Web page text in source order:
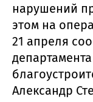
нарушений
этом на
21 апреля
Александр